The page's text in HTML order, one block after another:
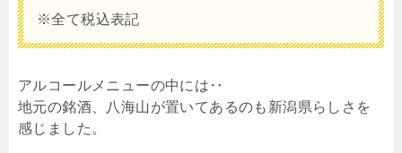
※全て税込表記
アルコールメニューの中には‥
地元の銘酒、八海山が置いてあるのも新潟県らしさを
感じました。